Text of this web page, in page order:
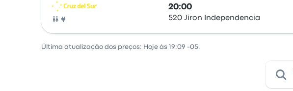
Ônibus
20:00
520 Jiron Independencia
Última atualização dos preços: Hoje às 19:09 -05.